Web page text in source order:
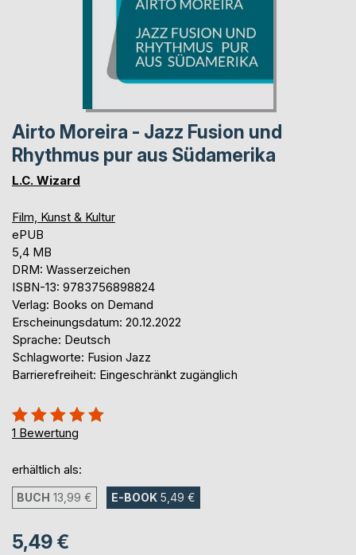
Airto Moreira - Jazz Fusion und
Rhythmus pur aus Südamerika
L.C. Wizard
Film, Kunst & Kultur
ePUB
5,4 MB
DRM: Wasserzeichen
ISBN-13: 9783756898824
Verlag: Books on Demand
Erscheinungsdatum: 20.12.2022
Sprache: Deutsch
Schlagworte: Fusion Jazz
Barrierefreiheit: Eingeschränkt zugänglich
Bewertung::
100%
1 Bewertung
erhältlich als:
BUCH 13,99 € E-BOOK 5,49 €
5,49 €